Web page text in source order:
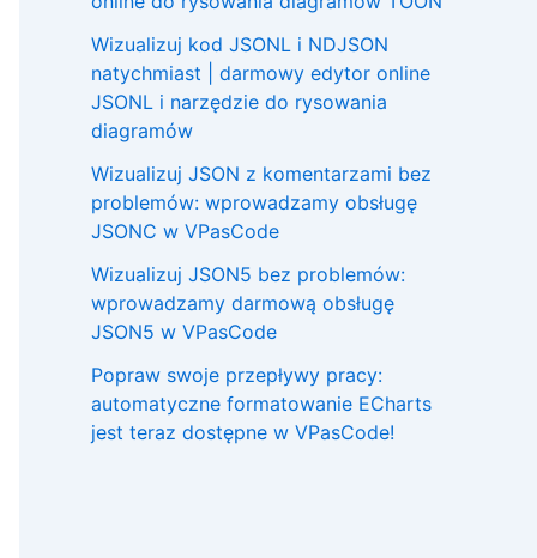
Wizualizuj kod JSONL i NDJSON
natychmiast | darmowy edytor online
JSONL i narzędzie do rysowania
diagramów
Wizualizuj JSON z komentarzami bez
problemów: wprowadzamy obsługę
JSONC w VPasCode
Wizualizuj JSON5 bez problemów:
wprowadzamy darmową obsługę
JSON5 w VPasCode
Popraw swoje przepływy pracy:
automatyczne formatowanie ECharts
jest teraz dostępne w VPasCode!